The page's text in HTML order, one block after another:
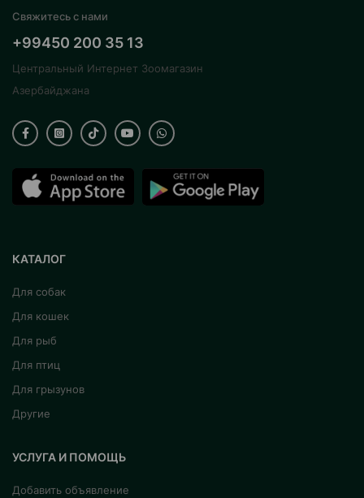
Свяжитесь с нами
+99450 200 35 13
Центральный Интернет Зоомагазин
Азербайджана
КАТАЛОГ
Для собак
Для кошек
Для рыб
Для птиц
Для грызунов
Другие
УСЛУГА И ПОМОЩЬ
Добавить объявление